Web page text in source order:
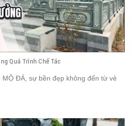
Quá Trình Chế Tác
MỘ ĐÁ, sự bền đẹp không đến từ vẻ